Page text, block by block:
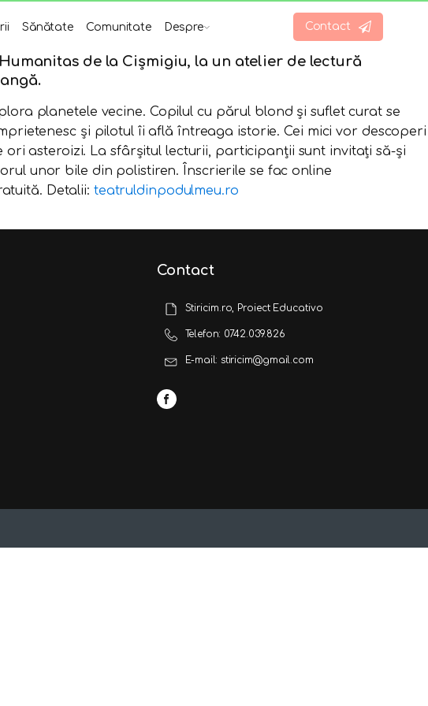
Sănătate Comunitate Despre Contact
de la Cișmigiu, la un atelier de lectură
planetele vecine. Copilul cu părul blond și suflet curat se
și pilotul îi află întreaga istorie. Cei mici vor descoperi
asteroizi. La sfârșitul lecturii, participanții sunt invitați să-și
unor bile din polistiren. Înscrierile se fac online
Detalii: teatruldinpodulmeu.ro
Contact
Stiricim.ro, Proiect Educativo
Telefon: 0742.039.826
E-mail: stiricim@gmail.com